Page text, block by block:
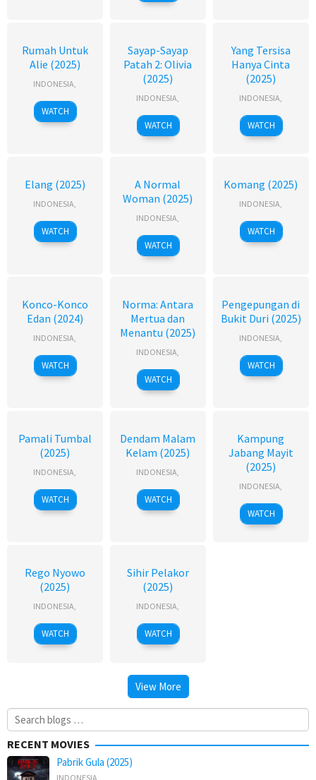
Rumah Untuk
Alie (2025)
INDONESIA,
WATCH
Sayap-Sayap
Patah 2: Olivia
(2025)
INDONESIA,
WATCH
Yang Tersisa
Hanya Cinta
(2025)
INDONESIA,
WATCH
Elang (2025)
INDONESIA,
WATCH
A Normal
Woman (2025)
INDONESIA,
WATCH
Komang (2025)
INDONESIA,
WATCH
Konco-Konco
Edan (2024)
INDONESIA,
WATCH
Norma: Antara
Mertua dan
Menantu (2025)
INDONESIA,
WATCH
Pengepungan di
Bukit Duri (2025)
INDONESIA,
WATCH
Pamali Tumbal
(2025)
INDONESIA,
WATCH
Dendam Malam
Kelam (2025)
INDONESIA,
WATCH
Kampung
Jabang Mayit
(2025)
INDONESIA,
WATCH
Rego Nyowo
(2025)
INDONESIA,
WATCH
Sihir Pelakor
(2025)
INDONESIA,
WATCH
View More
Search
for:
RECENT MOVIES
Pabrik Gula (2025)
INDONESIA,